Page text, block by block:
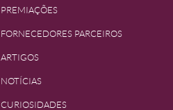
PREMIAÇÕES
FORNECEDORES PARCEIROS
ARTIGOS
NOTÍCIAS
CURIOSIDADES